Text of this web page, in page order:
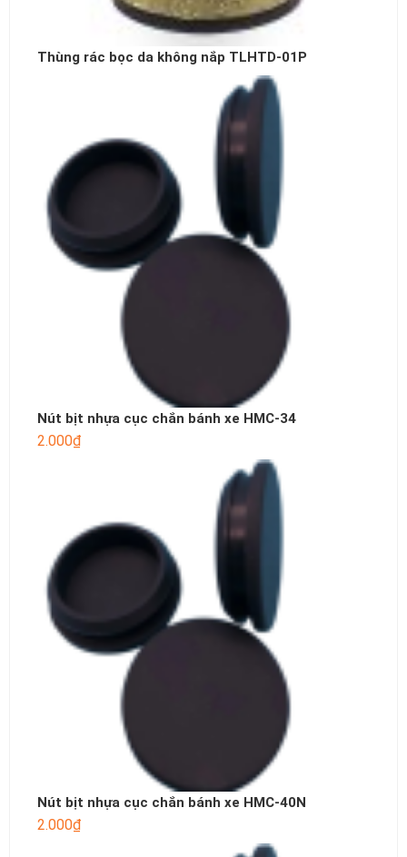
Thùng rác bọc da không nắp TLHTD-01P
Nút bịt nhựa cục chắn bánh xe HMC-34
2.000₫
Nút bịt nhựa cục chắn bánh xe HMC-40N
2.000₫